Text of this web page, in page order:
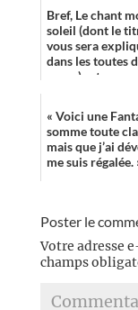
Bref, Le chant
soleil (dont le
vous sera
dans les toutes
pages) est un
« Voici une
somme toute
mais que j’ai
me suis régalée.
Poster le
Votre adresse
champs